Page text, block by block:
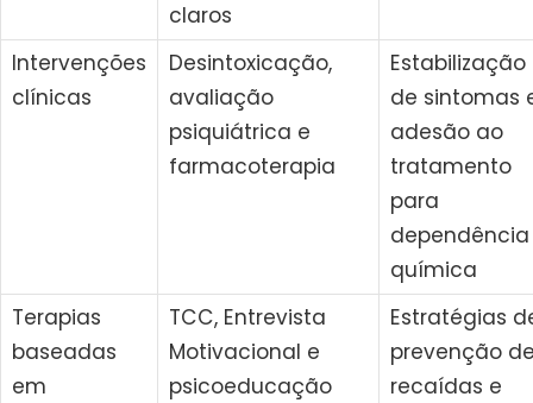
claros
Intervenções
clínicas
Desintoxicação,
avaliação
psiquiátrica e
farmacoterapia
Estabilização
de sintomas
adesão ao
tratamento
para
dependência
química
Terapias
baseadas
em
TCC, Entrevista
Motivacional e
psicoeducação
Estratégias
prevenção
recaídas e